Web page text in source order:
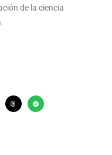
de la ciencia